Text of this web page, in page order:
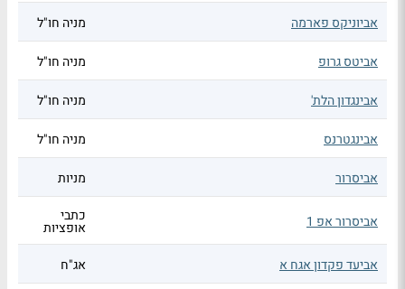
אביוניקס פארמה מניה חו"ל
אביטס גרופ מניה חו"ל
אבינגדון הלת' מניה חו"ל
אבינגטרנס מניה חו"ל
אביסרור מניות
אביסרור אפ 1 כתבי
אופציות
אביעד פקדון אגח א
אג"ח